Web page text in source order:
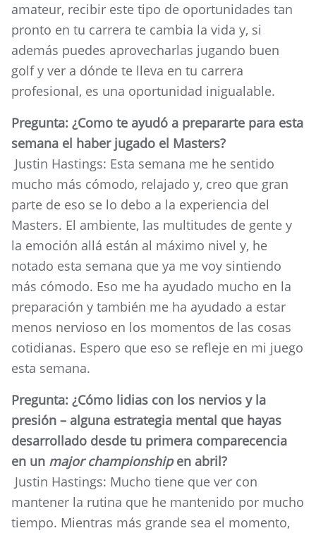
amateur, recibir este tipo de oportunidades tan
pronto en tu carrera te cambia la vida y, si
además puedes aprovecharlas jugando buen
golf y ver a dónde te lleva en tu carrera
profesional, es una oportunidad inigualable.
Pregunta: ¿Como te ayudó a prepararte para esta
semana el haber jugado el Masters?
Justin Hastings: Esta semana me he sentido
mucho más cómodo, relajado y, creo que gran
parte de eso se lo debo a la experiencia del
Masters. El ambiente, las multitudes de gente y
la emoción allá están al máximo nivel y, he
notado esta semana que ya me voy sintiendo
más cómodo. Eso me ha ayudado mucho en la
preparación y también me ha ayudado a estar
menos nervioso en los momentos de las cosas
cotidianas. Espero que eso se refleje en mi juego
esta semana.
Pregunta: ¿Cómo lidias con los nervios y la
presión – alguna estrategia mental que hayas
desarrollado desde tu primera comparecencia
en un major championshipen abril?
Justin Hastings: Mucho tiene que ver con
mantener la rutina que he mantenido por mucho
tiempo. Mientras más grande sea el momento,